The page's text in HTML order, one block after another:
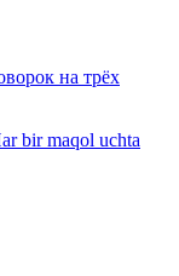
на трёх
bir maqol uchta